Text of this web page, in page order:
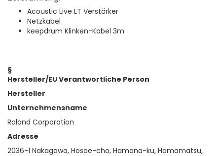
Acoustic Live LT Verstärker
Netzkabel
keepdrum Klinken-Kabel 3m
§
Hersteller/EU Verantwortliche Person
Hersteller
Unternehmensname
Roland Corporation
Adresse
2036-1 Nakagawa, Hosoe-cho, Hamana-ku, Hamamatsu,